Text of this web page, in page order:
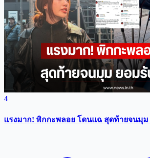
4
แรงมาก! พิกกะพลอย โดนแฉ สุดท้ายจนมุม